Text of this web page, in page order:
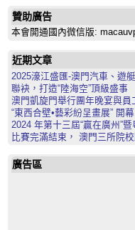
贊助廣告
本會開通國內微信版:
近期文章
2025濠江盛匯-澳門汽車、遊
聯袂，打造“陸海空”頂級盛事
澳門凱旋門舉行團年晚宴與員
“東西合壁•藝彩紛呈畫展” 開幕
2024 年第十三屆“贏在廣州”
比賽完滿結束， 澳門三所院
廣告區